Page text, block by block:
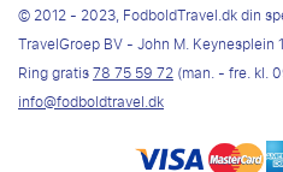
© 2012 - 2023, FodboldTravel.dk din
TravelGroep BV - John M.
Ring gratis78 75 59 72(man. - fre. kl.
info@fodboldtravel.dk